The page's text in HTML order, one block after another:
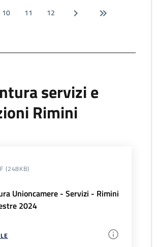
10 11 12
servizi e
Rimini
(248KB)
Unioncamere - Servizi - Rimini
2024